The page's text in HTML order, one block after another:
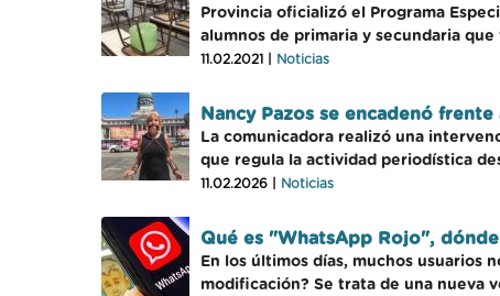
Provincia oficializó el Programa
alumnos de primaria y secundaria
11.02.2021 | Noticias
Nancy Pazos se encadenó
La comunicadora realizó una
que regula la actividad periodística
11.02.2026 | Noticias
Qué es "WhatsApp Rojo",
En los últimos días, muchos usuarios
modificación? Se trata de una nueva